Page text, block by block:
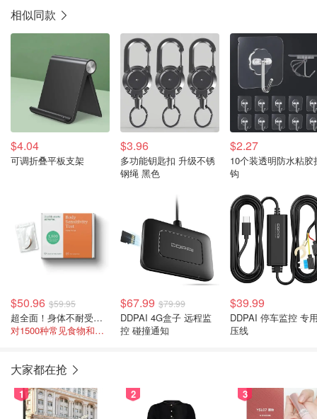
相似同款
$4.04
可调折叠平板支架
$3.96
多功能钥匙扣 升级不锈
钢绳 黑色
$2.27
10个装透明防水粘胶
钩
$50.96 $59.95
超全面！身体不耐受测试
对1500种常见食物和非食物的不耐受情况
$67.99 $79.99
DDPAI 4G盒子 远程监
控 碰撞通知
$39.99
DDPAI 停车监控 专
压线
大家都在抢
1 2 3